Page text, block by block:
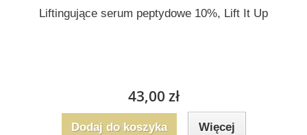
Liftingujące serum peptydowe 10%, Lift It Up
43,00 zł
Dodaj do koszyka Więcej